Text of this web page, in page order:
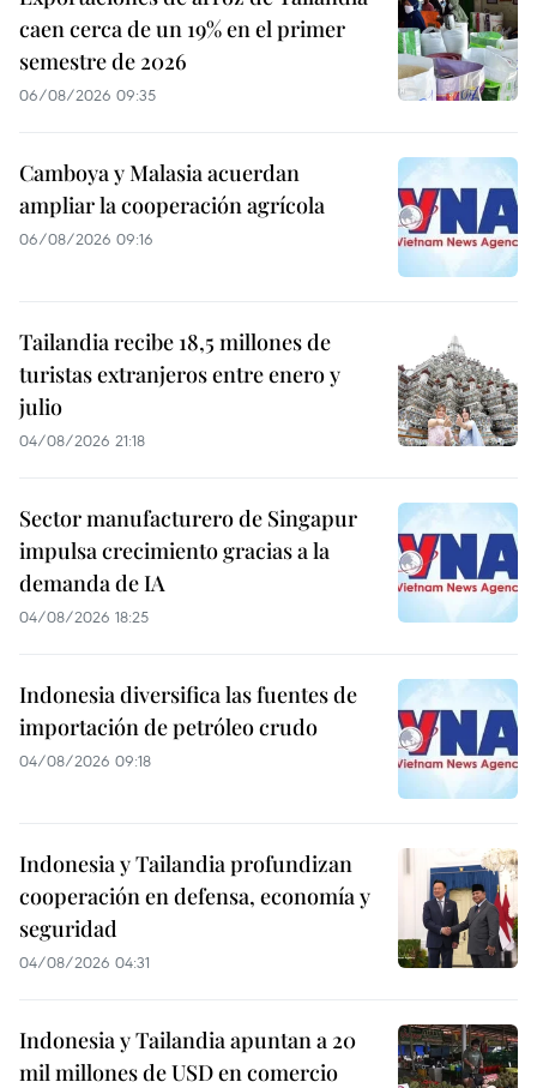
caen cerca de un 19% en el primer
semestre de 2026
06/08/2026 09:35
Camboya y Malasia acuerdan
ampliar la cooperación agrícola
06/08/2026 09:16
Tailandia recibe 18,5 millones de
turistas extranjeros entre enero y
julio
04/08/2026 21:18
Sector manufacturero de Singapur
impulsa crecimiento gracias a la
demanda de IA
04/08/2026 18:25
Indonesia diversifica las fuentes de
importación de petróleo crudo
04/08/2026 09:18
Indonesia y Tailandia profundizan
cooperación en defensa, economía y
seguridad
04/08/2026 04:31
Indonesia y Tailandia apuntan a 20
mil millones de USD en comercio